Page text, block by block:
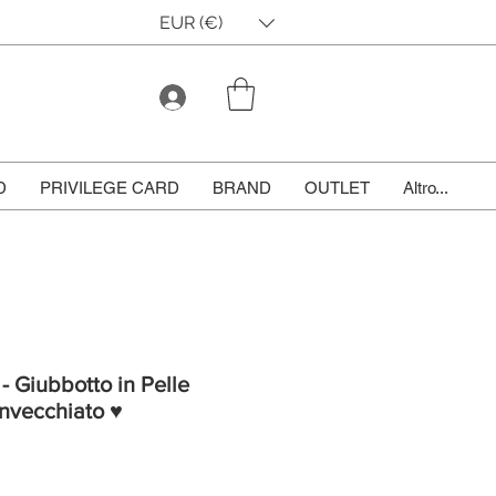
EUR (€)
PRIVILEGE CARD BRAND OUTLET Altro...
Giubbotto in Pelle
♥